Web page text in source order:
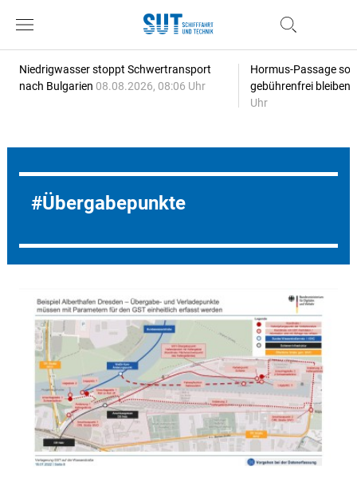
Niedrigwasser stoppt Schwertransport
nach Bulgarien 08.08.2026, 08:06 Uhr
Hormus-Passage
gebührenfrei bleiben
Uhr
Übergabepunkte